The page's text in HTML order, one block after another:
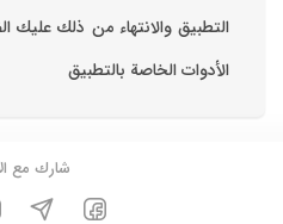
التطبيق والانتهاء من ذلك
الأدوات الخاصة بالتطبيق
شارك مع